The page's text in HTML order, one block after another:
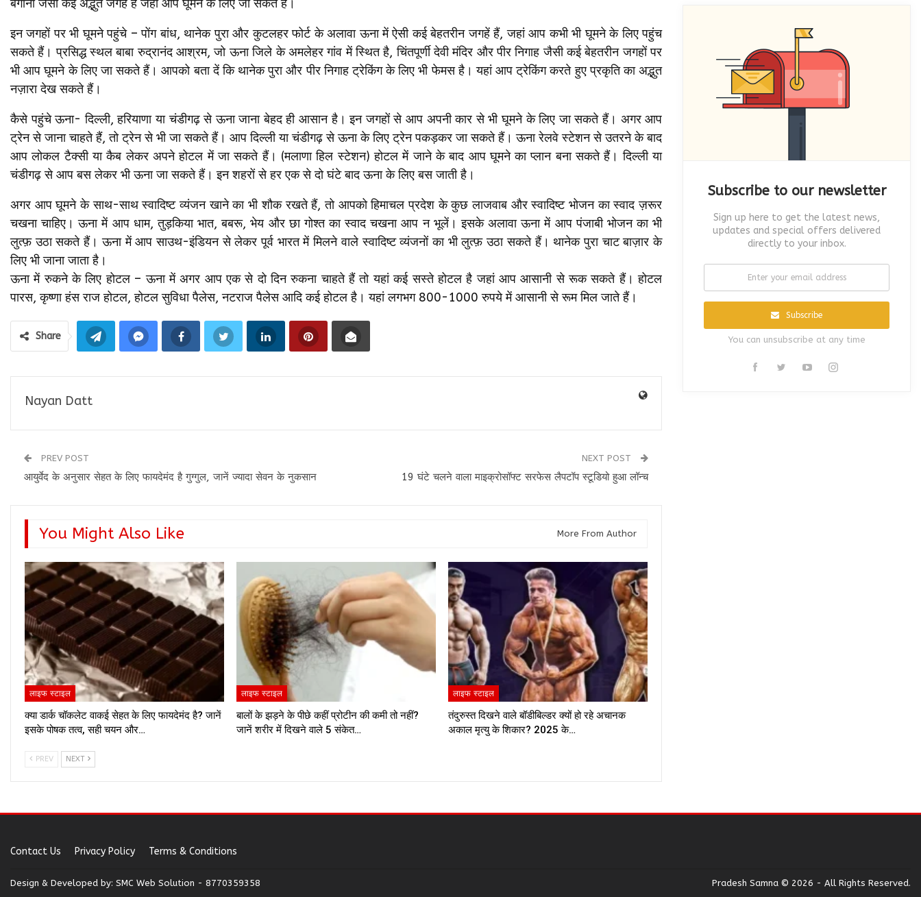
बंगाना जैसी कई अद्भुत जगहें हैं जहां आप घूमने के लिए जा सकते हैं।
इन जगहों पर भी घूमने पहुंचे – पोंग बांध, थानेक पुरा और कुटलहर फोर्ट के अलावा ऊना में ऐसी कई बेहतरीन जगहें हैं, जहां आप कभी भी घूमने के लिए पहुंच
सकते हैं। प्रसिद्ध स्थल बाबा रुद्रानंद आश्रम, जो ऊना जिले के अमलेहर गांव में स्थित है, चिंतपूर्णी देवी मंदिर और पीर निगाह जैसी कई बेहतरीन जगहों पर
भी आप घूमने के लिए जा सकते हैं। आपको बता दें कि थानेक पुरा और पीर निगाह ट्रेकिंग के लिए भी फेमस है। यहां आप ट्रेकिंग करते हुए प्रकृति का अद्भुत
नज़ारा देख सकते हैं।
कैसे पहुंचे ऊना- दिल्ली, हरियाणा या चंडीगढ़ से ऊना जाना बेहद ही आसान है। इन जगहों से आप अपनी कार से भी घूमने के लिए जा सकते हैं। अगर आप
ट्रेन से जाना चाहते हैं, तो ट्रेन से भी जा सकते हैं। आप दिल्ली या चंडीगढ़ से ऊना के लिए ट्रेन पकड़कर जा सकते हैं। ऊना रेलवे स्टेशन से उतरने के बाद
आप लोकल टैक्सी या कैब लेकर अपने होटल में जा सकते हैं। (मलाणा हिल स्टेशन) होटल में जाने के बाद आप घूमने का प्लान बना सकते हैं। दिल्ली या
चंडीगढ़ से आप बस लेकर भी ऊना जा सकते हैं। इन शहरों से हर एक से दो घंटे बाद ऊना के लिए बस जाती है।
अगर आप घूमने के साथ-साथ स्वादिष्ट व्यंजन खाने का भी शौक रखते हैं, तो आपको हिमाचल प्रदेश के कुछ लाजवाब और स्वादिष्ट भोजन का स्वाद ज़रूर
चखना चाहिए। ऊना में आप धाम, तुड़किया भात, बबरू, भेय और छा गोश्त का स्वाद चखना आप न भूलें। इसके अलावा ऊना में आप पंजाबी भोजन का भी
लुत्फ़ उठा सकते हैं। ऊना में आप साउथ-इंडियन से लेकर पूर्व भारत में मिलने वाले स्वादिष्ट व्यंजनों का भी लुत्फ़ उठा सकते हैं। थानेक पुरा चाट बाज़ार के
लिए भी जाना जाता है।
ऊना में रुकने के लिए होटल – ऊना में अगर आप एक से दो दिन रुकना चाहते हैं तो यहां कई सस्ते होटल है जहां आप आसानी से रूक सकते हैं। होटल
पारस, कृष्णा हंस राज होटल, होटल सुविधा पैलेस, नटराज पैलेस आदि कई होटल है। यहां लगभग 800-1000 रुपये में आसानी से रूम मिल जाते हैं।
Share
Nayan Datt
PREV POST
आयुर्वेद के अनुसार सेहत के लिए फायदेमंद है गुग्गुल, जानें ज्यादा सेवन के नुकसान
NEXT POST
19 घंटे चलने वाला माइक्रोसॉफ्ट सरफेस लैपटॉप स्टूडियो हुआ लॉन्च
You Might Also Like More From Author
लाइफ स्टाइल
क्या डार्क चॉकलेट वाकई सेहत के लिए फायदेमंद है? जानें
इसके पोषक तत्व, सही चयन और…
लाइफ स्टाइल
बालों के झड़ने के पीछे कहीं प्रोटीन की कमी तो नहीं?
जानें शरीर में दिखने वाले 5 संकेत…
लाइफ स्टाइल
तंदुरुस्त दिखने वाले बॉडीबिल्डर क्यों हो रहे अचानक
अकाल मृत्यु के शिकार? 2025 के…
PREV NEXT
Subscribe to our newsletter
Sign up here to get the latest news,
updates and special offers delivered
directly to your inbox.
Subscribe
You can unsubscribe at any time
Contact Us Privacy Policy Terms & Conditions
Design & Developed by: SMC Web Solution - 8770359358 Pradesh Samna © 2026 - All Rights Reserved.